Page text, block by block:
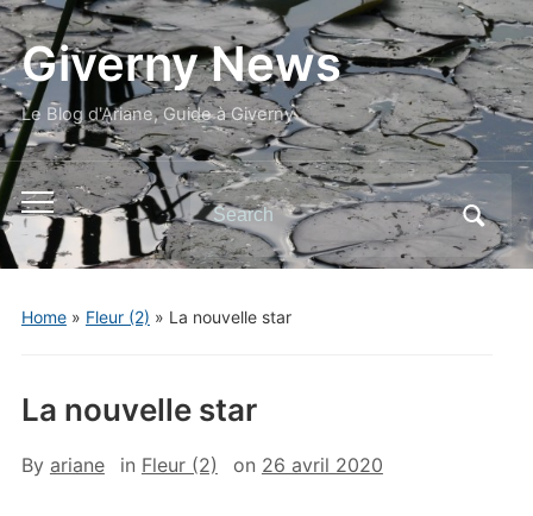
Giverny News
Le Blog d'Ariane, Guide à Giverny
Toggle
mobile
menu
Search
for:
Home» Fleur (2) » La nouvelle star
La nouvelle star
By ariane in Fleur (2) on 26 avril 2020